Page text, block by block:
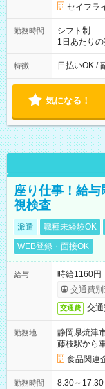
長さ：3ヶ
セイフラ
勤務時間
シフト制
1日あたり
っては多少時間は前後し
早く終わる
望の方は夜
特徴 日払いOK /
気になる！
座り仕事！給与
視検査
派遣 職種未経験OK
WEB登録・面接OK
給与
時給1160円
交通費別
交通費 交通
勤務地
静岡県焼津
藤枝駅から
食品関連
勤務時間